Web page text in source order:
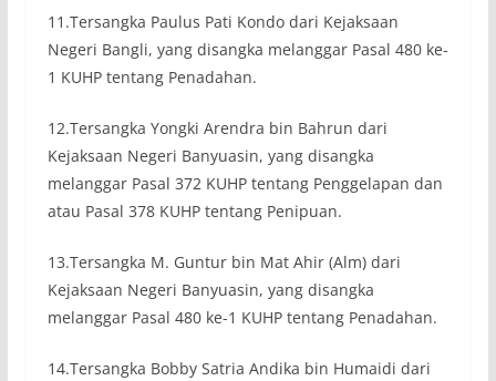
11.Tersangka Paulus Pati Kondo dari Kejaksaan
Negeri Bangli, yang disangka melanggar Pasal 480 ke-
1 KUHP tentang Penadahan.
12.Tersangka Yongki Arendra bin Bahrun dari
Kejaksaan Negeri Banyuasin, yang disangka
melanggar Pasal 372 KUHP tentang Penggelapan dan
atau Pasal 378 KUHP tentang Penipuan.
13.Tersangka M. Guntur bin Mat Ahir (Alm) dari
Kejaksaan Negeri Banyuasin, yang disangka
melanggar Pasal 480 ke-1 KUHP tentang Penadahan.
14.Tersangka Bobby Satria Andika bin Humaidi dari